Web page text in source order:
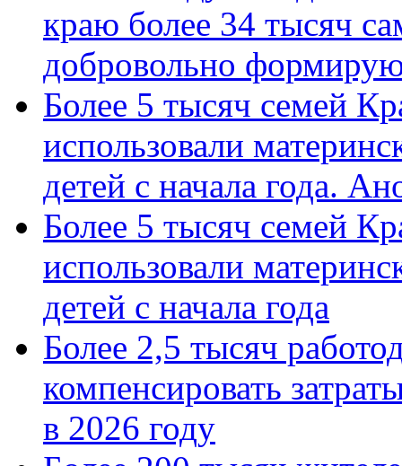
краю более 34 тысяч
добровольно
Более 5 тысяч семей
использовали
детей с начала года.
Более 5 тысяч семей
использовали
детей с начала года
Более 2,5 тысяч
компенсировать
в 2026 году